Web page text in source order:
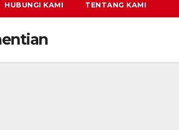
HUBUNGI KAMI TENTANG KAMI